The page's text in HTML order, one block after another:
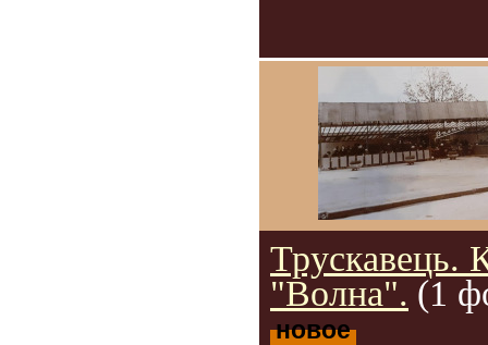
Трускавець.
"Волна". (1
новое